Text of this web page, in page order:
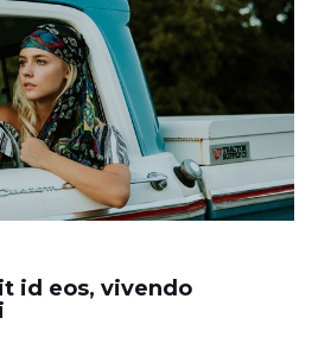
id eos, vivendo